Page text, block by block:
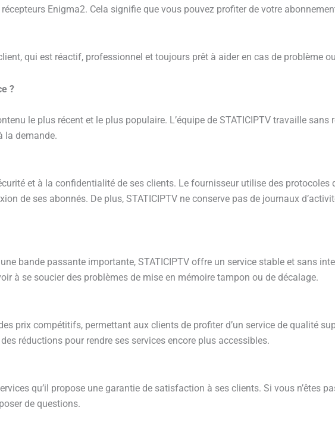
Enigma2. Cela signifie que vous pouvez profiter de votre
qui est réactif, professionnel et toujours prêt à aider en cas de problème
?
le plus récent et le plus populaire. L’équipe de STATICIPTV travaille
la demande.
et à la confidentialité de ses clients. Le fournisseur utilise des protocoles
de ses abonnés. De plus, STATICIPTV ne conserve pas de journaux
bande passante importante, STATICIPTV offre un service stable et sans
à se soucier des problèmes de mise en mémoire tampon ou de décalage.
prix compétitifs, permettant aux clients de profiter d’un service de qualité
réductions pour rendre ses services encore plus accessibles.
qu’il propose une garantie de satisfaction à ses clients. Si vous n’êtes
de questions.